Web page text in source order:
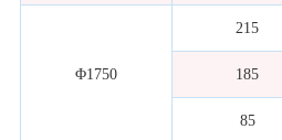
Φ1750
215
185
85